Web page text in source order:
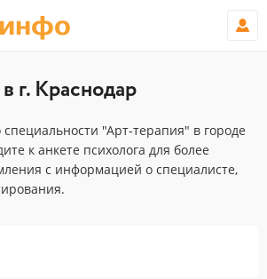
г. Краснодар
"Арт-терапия" в городе
к анкете психолога для более
с информацией о специалисте,